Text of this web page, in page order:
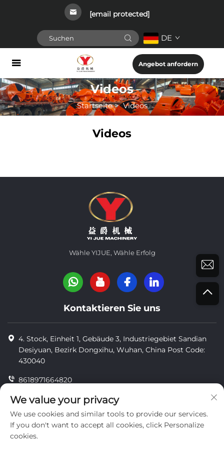
[email protected]
DE
Angebot anfordern
Videos
Startseite>Videos
Videos
Wähle YIJUE, Wähle Erfolg
Kontaktieren Sie uns
4. Stock, Einheit 1, Gebäude 3, Industriegebiet Sandian
Desiyuan, Bezirk Dongxihu, Wuhan, China Post Code:
430040
8618971664820
8618971664820
[email protected]
We value your privacy
We use cookies and similar tools to provide our services.
If you don't want to accept all cookies, click Personalize
cookies.